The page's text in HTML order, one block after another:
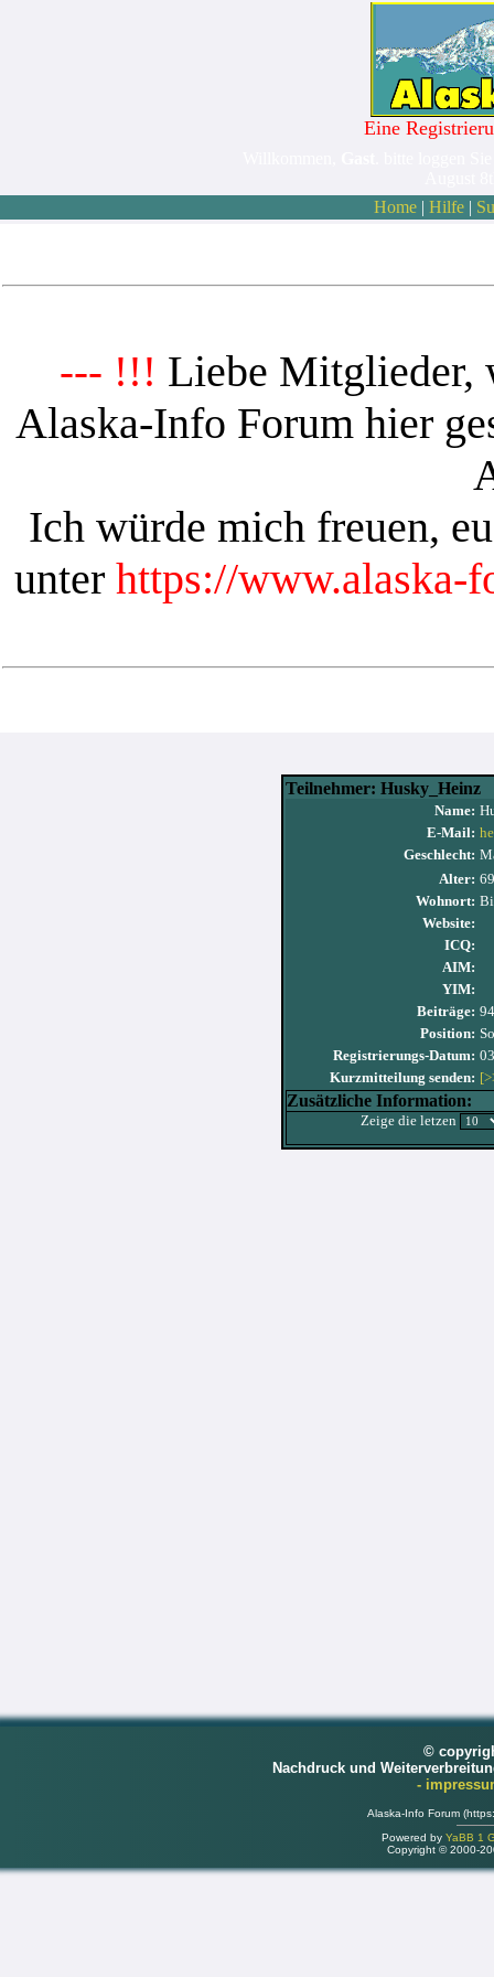
Eine
Home| Hilfe|
--- !!! Liebe Mitglieder,
Alaska-Info Forum hier
Ich würde mich freuen,
unter https://www.alaska-
Teilnehmer: Husky_Heinz
Name:
E-Mail:
Geschlecht:
Alter: 69
Wohnort:
Website:
ICQ:
AIM:
YIM:
Beiträge:
Position:
Registrierungs-Datum:
Kurzmitteilung senden:
Zusätzliche Information:
Zeige die letzen
©
Nachdruck und
-
Alaska-Info Forum
Powered by YaBB 1
Copyright © 2000-